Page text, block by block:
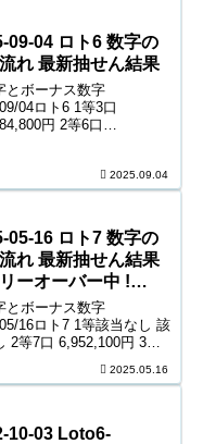
09-04 ロト6 数字の
れ 最新抽せん結果
とボーナス数字
04ロト6 1等3口
円 2等6口
口 1,000円 キャリーオー
2025.09.04
05-16 ロト7 数字の
れ 最新抽せん結果
ーオーバー中 !
円
とボーナス数字
16ロト7 1等該当なし 該
2等7口 6,952,100円 3等
円 5等81,366口 1,400円 6
口 1,000円 キ...
2025.05.16
10-03 Loto6-